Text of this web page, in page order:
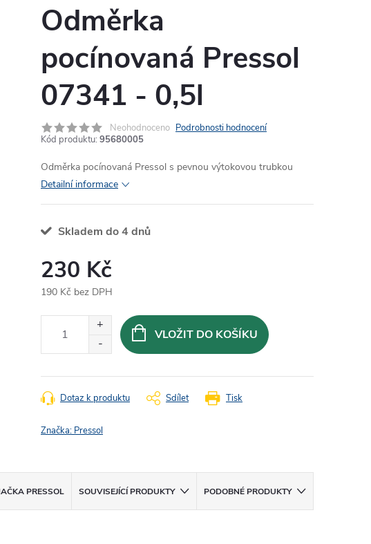
Odměrka
pocínovaná Pressol
07341 - 0,5l
Neohodnoceno Podrobnosti hodnocení
Kód produktu: 95680005
Odměrka pocínovaná Pressol s pevnou výtokovou trubkou
Detailní informace
Skladem do 4 dnů
230 Kč
190 Kč bez DPH
VLOŽIT DO KOŠÍKU
Tisk
Dotaz k produktu Sdílet
Značka: Pressol
PRESSOL SOUVISEJÍCÍ PRODUKTY PODOBNÉ PRODUKTY